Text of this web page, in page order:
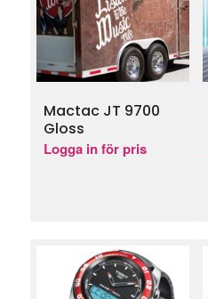
Mactac JT 9700
Gloss
Logga in för pris